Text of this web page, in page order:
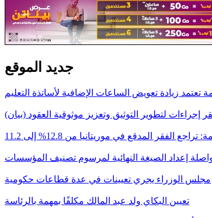
جديد الموقع
زيادة تعويض الساعات الإضافية لأساتذة التعليم
إجراءات لتطوير التوثيق وتعزيز موثوقية العقود (بيان)
إعداد الصيغة النهائية لمرسوم تصنيف المؤسسات
مجلس الوزراء يجري تعيينات في عدة قطاعات حكومية
تعيين البكاي ولد عبد المالك مكلفًا بمهمة بالرئاسة